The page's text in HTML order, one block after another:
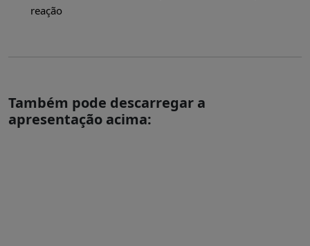
reação
Também pode descarregar a
apresentação acima: